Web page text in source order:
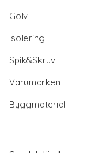
Golv
Isolering
Spik&Skruv
Varumärken
Byggmaterial